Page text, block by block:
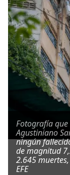
Fotografía
Agustiniano
ningún
de magnitud
2.645
EFE